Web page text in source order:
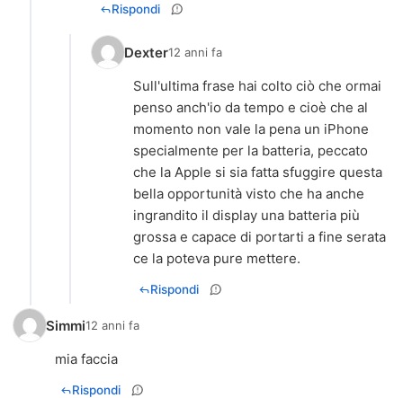
Rispondi
Dexter12 anni fa
Sull'ultima frase hai colto ciò che ormai
penso anch'io da tempo e cioè che al
momento non vale la pena un iPhone
specialmente per la batteria, peccato
che la Apple si sia fatta sfuggire questa
bella opportunità visto che ha anche
ingrandito il display una batteria più
grossa e capace di portarti a fine serata
ce la poteva pure mettere.
Rispondi
Simmi12 anni fa
mia faccia
Rispondi